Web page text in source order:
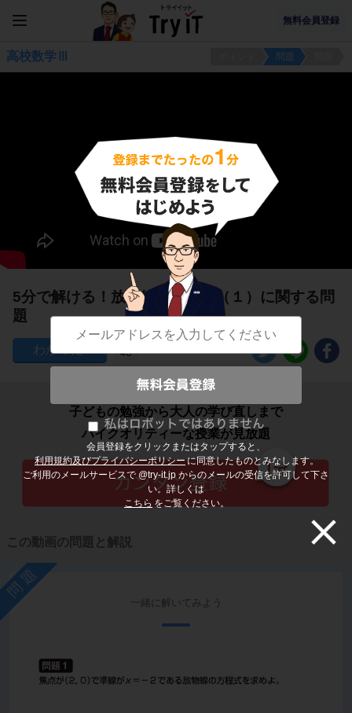
無料会員登録
会員登録をクリックまたはタップすると、
利用規約及びプライバシーポリシーに同意したものとみなします。
ご利用のメールサービスで @try-it.jp からのメールの受信を許可して下さ
い。詳しくは
こちら をご覧ください。
高校数学Ⅲ 問題
5分で解ける！放物線の方程式（１）に関する問
題
43
子どもの勉強から大人の学び直しまで
ハイクオリティーな授業が見放題
この動画の問題と解説
問題
一緒に解いてみよう